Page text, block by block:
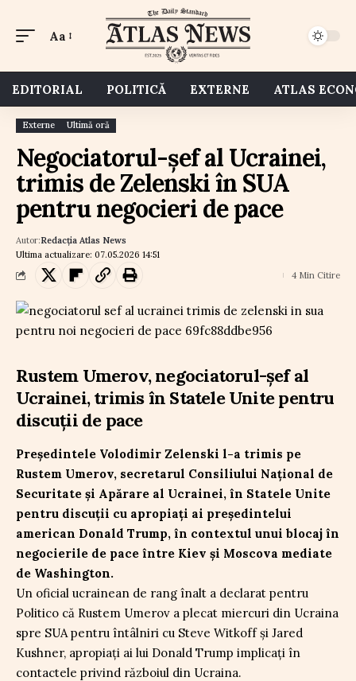
Aa
EDITORIAL POLITICĂ EXTERNE ATLAS
Externe Ultimă oră
Negociatorul-șef al Ucrainei,
trimis de Zelenski în SUA
pentru negocieri de pace
Ultima actualizare: 07.05.2026 14:51
Autor:Redacția Atlas News
4 Min Citire
Rustem Umerov, negociatorul-șef al
Ucrainei, trimis în Statele Unite pentru
discuții de pace
Președintele Volodimir Zelenski l-a trimis pe
Rustem Umerov, secretarul Consiliului Național de
Securitate și Apărare al Ucrainei, în Statele Unite
pentru discuții cu apropiați ai președintelui
american Donald Trump, în contextul unui blocaj în
negocierile de pace între Kiev și Moscova mediate
de Washington.
Un oficial ucrainean de rang înalt a declarat pentru
Politico că Rustem Umerov a plecat miercuri din Ucraina
spre SUA pentru întâlniri cu Steve Witkoff și Jared
Kushner, apropiați ai lui Donald Trump implicați în
contactele privind războiul din Ucraina.